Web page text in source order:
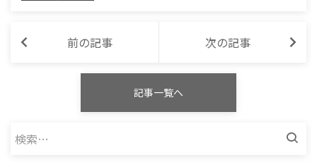
前の記事 次の記事
記事一覧へ
索: